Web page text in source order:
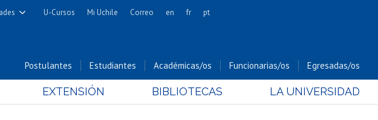
Cs. Físicas y Matemáticas
Cs. Forestales y Conservación
Químicas y Farmacéuticas
Cs. Sociales
U-Cursos Mi Uchile Correo en fr pt
Postulantes Estudiantes Académicas/os Funcionarias/os Egresadas/os
EXTENSIÓN BIBLIOTECAS LA UNIVERSIDAD